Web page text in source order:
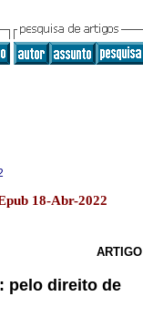
18-Abr-2022
ARTIGO
pelo direito de